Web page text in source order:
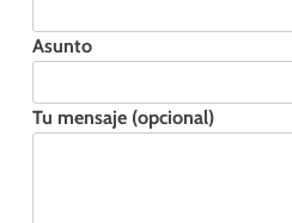
Asunto
Tu mensaje (opcional)